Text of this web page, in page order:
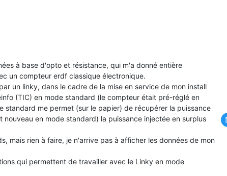
à base d'opto et résistance, qui m'a donné entière
un compteur erdf classique électronique.
un linky, dans le cadre de la mise en service de mon install
(TIC) en mode standard (le compteur était pré-réglé en
standard me permet (sur le papier) de récupérer la puissance
nouveau en mode standard) la puissance injectée en surplus
mais rien à faire, je n'arrive pas à afficher les données de mon
qui permettent de travailler avec le Linky en mode